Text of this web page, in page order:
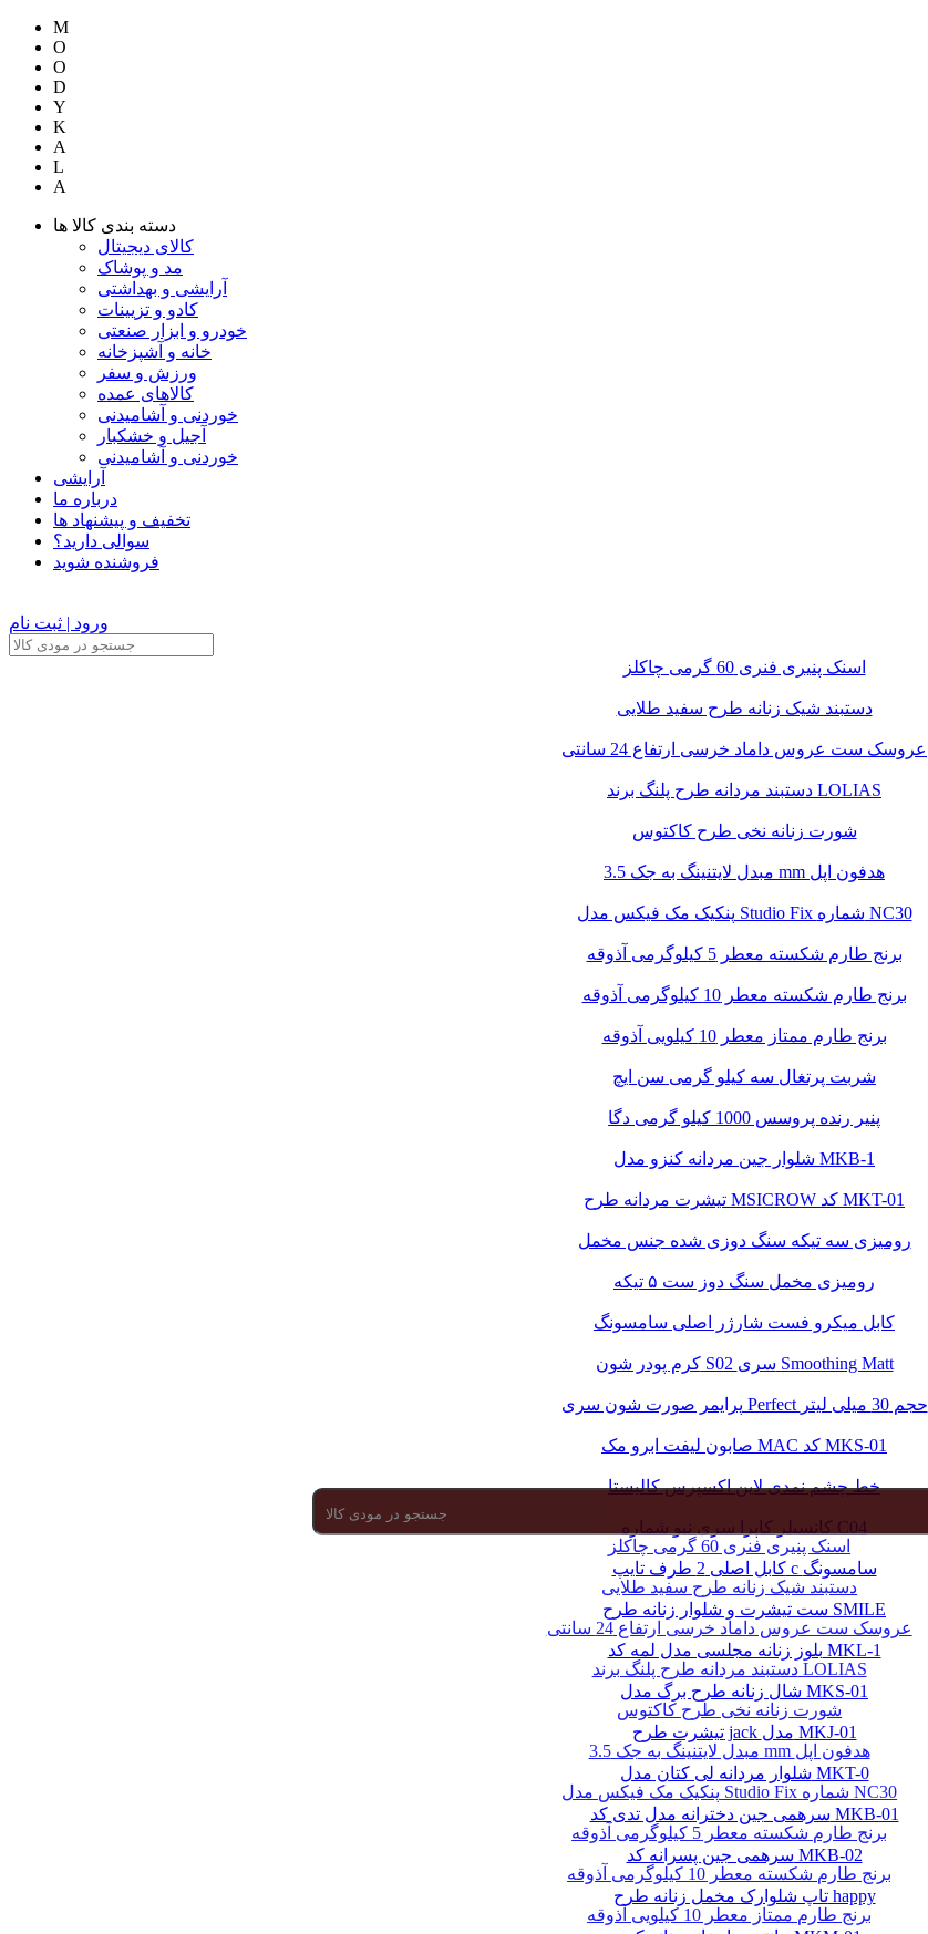
اسنک پنیری فنری 60 گرمی چاکلز
دستبند شیک زنانه طرح سفید طلایی
عروسک ست عروس داماد خرسی ارتفاع 24 سانتی
دستبند مردانه طرح پلنگ برند LOLIAS
شورت زنانه نخی طرح کاکتوس
مبدل لایتنینگ به جک 3.5 mm هدفون اپل
پنکیک مک فیکس مدل Studio Fix شماره NC30
برنج طارم شکسته معطر 5 کیلوگرمی آذوقه
برنج طارم شکسته معطر 10 کیلوگرمی آذوقه
برنج طارم ممتاز معطر 10 کیلویی آذوقه
M
O
O
D
Y
K
A
L
A
دسته بندی کالا ها
کالای دیجیتال
مد و پوشاک
آرایشی و بهداشتی
کادو و تزیینات
خودرو و ابزار صنعتی
خانه و آشپزخانه
ورزش و سفر
کالاهای عمده
خوردنی و آشامیدنی
آجیل و خشکبار
خوردنی و آشامیدنی
آرایشی
درباره ما
تخفیف و پیشنهاد ها
سوالی دارید؟
فروشنده شوید
ورود | ثبت نام
اسنک پنیری فنری 60 گرمی چاکلز
دستبند شیک زنانه طرح سفید طلایی
عروسک ست عروس داماد خرسی ارتفاع 24 سانتی
دستبند مردانه طرح پلنگ برند LOLIAS
شورت زنانه نخی طرح کاکتوس
مبدل لایتنینگ به جک 3.5 mm هدفون اپل
پنکیک مک فیکس مدل Studio Fix شماره NC30
برنج طارم شکسته معطر 5 کیلوگرمی آذوقه
برنج طارم شکسته معطر 10 کیلوگرمی آذوقه
برنج طارم ممتاز معطر 10 کیلویی آذوقه
شربت پرتغال سه کیلو گرمی سن ایچ
پنیر رنده پروسس 1000 کیلو گرمی دگا
شلوار جین مردانه کنزو مدل MKB-1
تیشرت مردانه طرح MSICROW کد MKT-01
رومیزی سه تیکه سنگ دوزی شده جنس مخمل
رومیزی مخمل سنگ دوز ست ۵ تیکه
کابل میکرو فست شارژر اصلی سامسونگ
کرم پودر شون S02 سری Smoothing Matt
پرایمر صورت شون سری Perfect حجم 30 میلی لیتر
صابون لیفت ابرو مک MAC کد MKS-01
خط چشم نمدی لاین اکسپرس کالیستا
کانسیلر کاپرا سری نیو شماره C04
کابل اصلی 2 طرف تایپ c سامسونگ
ست تیشرت و شلوار زنانه طرح SMILE
بلوز زنانه مجلسی مدل لمه کد MKL-1
شال زنانه طرح برگ مدل MKS-01
تیشرت طرح jack مدل MKJ-01
شلوار مردانه لی کتان مدل MKT-0
سرهمی جین دخترانه مدل تدی کد MKB-01
سرهمی جین پسرانه کد MKB-02
تاپ شلوارک مخمل زنانه طرح happy